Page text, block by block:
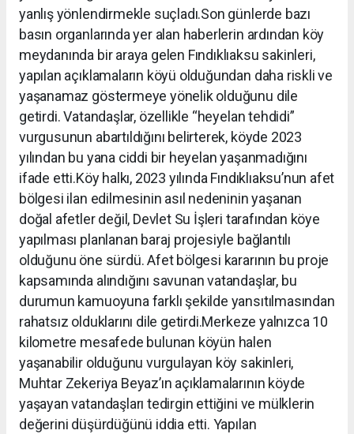
yanlış yönlendirmekle suçladı.Son günlerde bazı
basın organlarında yer alan haberlerin ardından köy
meydanında bir araya gelen Fındıklıaksu sakinleri,
yapılan açıklamaların köyü olduğundan daha riskli ve
yaşanamaz göstermeye yönelik olduğunu dile
getirdi. Vatandaşlar, özellikle “heyelan tehdidi”
vurgusunun abartıldığını belirterek, köyde 2023
yılından bu yana ciddi bir heyelan yaşanmadığını
ifade etti.Köy halkı, 2023 yılında Fındıklıaksu’nun afet
bölgesi ilan edilmesinin asıl nedeninin yaşanan
doğal afetler değil, Devlet Su İşleri tarafından köye
yapılması planlanan baraj projesiyle bağlantılı
olduğunu öne sürdü. Afet bölgesi kararının bu proje
kapsamında alındığını savunan vatandaşlar, bu
durumun kamuoyuna farklı şekilde yansıtılmasından
rahatsız olduklarını dile getirdi.Merkeze yalnızca 10
kilometre mesafede bulunan köyün halen
yaşanabilir olduğunu vurgulayan köy sakinleri,
Muhtar Zekeriya Beyaz’ın açıklamalarının köyde
yaşayan vatandaşları tedirgin ettiğini ve mülklerin
değerini düşürdüğünü iddia etti. Yapılan